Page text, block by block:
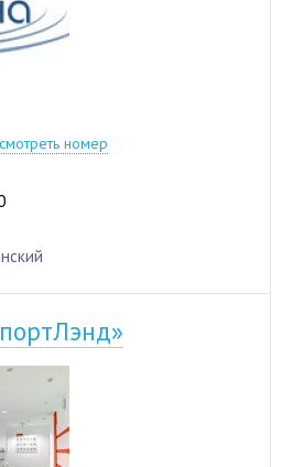
480-70-29
номер